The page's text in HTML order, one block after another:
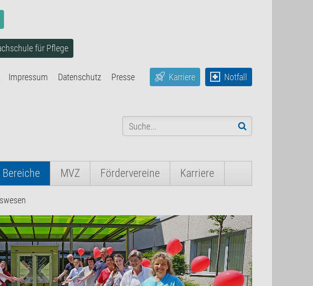
für Pflege
Impressum Datenschutz Presse Karriere Notfall
MVZ Fördervereine Karriere